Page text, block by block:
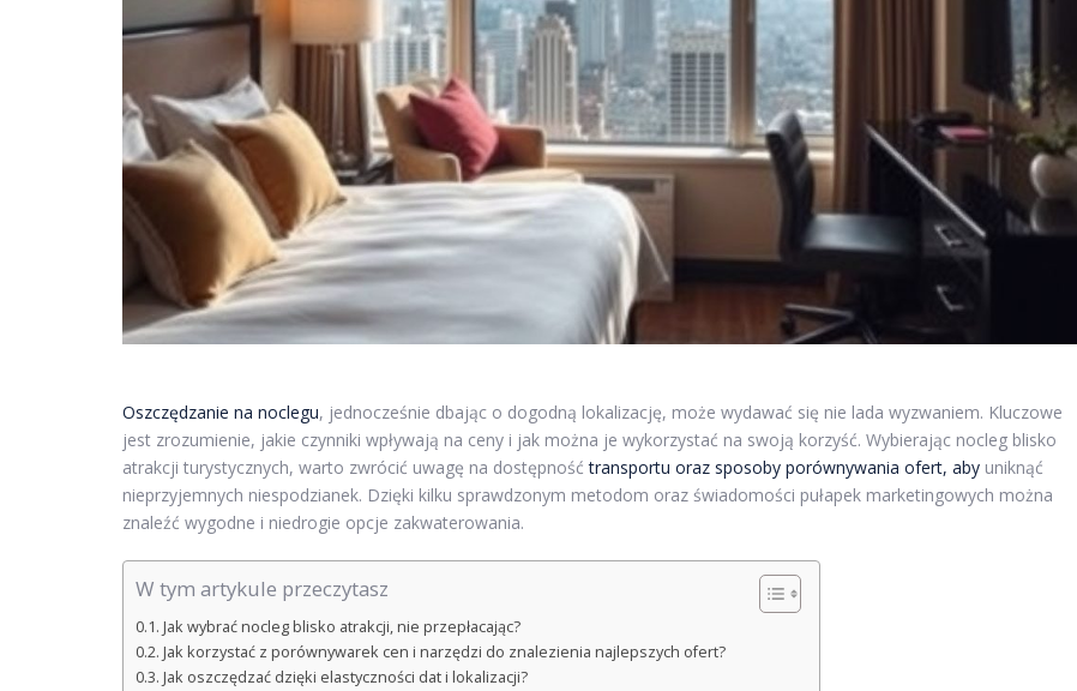
Oszczędzanie na noclegu, jednocześnie dbając o dogodną lokalizację, może wydawać się nie lada wyzwaniem. Kluczowe
jest zrozumienie, jakie czynniki wpływają na ceny i jak można je wykorzystać na swoją korzyść. Wybierając nocleg blisko
atrakcji turystycznych, warto zwrócić uwagę na dostępnośćtransportu oraz sposoby porównywania ofert, aby uniknąć
nieprzyjemnych niespodzianek. Dzięki kilku sprawdzonym metodom oraz świadomości pułapek marketingowych można
znaleźć wygodne i niedrogie opcje zakwaterowania.
W tym artykule przeczytasz
Jak wybrać nocleg blisko atrakcji, nie przepłacając?
Jak korzystać z porównywarek cen i narzędzi do znalezienia najlepszych ofert?
Jak oszczędzać dzięki elastyczności dat i lokalizacji?